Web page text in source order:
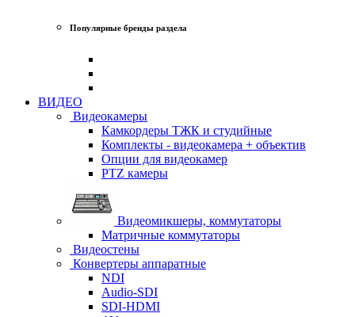
Популярные бренды раздела
ВИДЕО
Видеокамеры
Камкордеры ТЖК и студийные
Комплекты - видеокамера + объектив
Опции для видеокамер
PTZ камеры
Видеомикшеры, коммутаторы
Матричные коммутаторы
Видеостены
Конвертеры аппаратные
NDI
Audio-SDI
SDI-HDMI